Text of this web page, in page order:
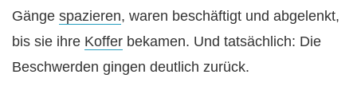
Gänge spazieren, waren beschäftigt und abgelenkt,
bis sie ihre Koffer bekamen. Und tatsächlich: Die
Beschwerden gingen deutlich zurück.